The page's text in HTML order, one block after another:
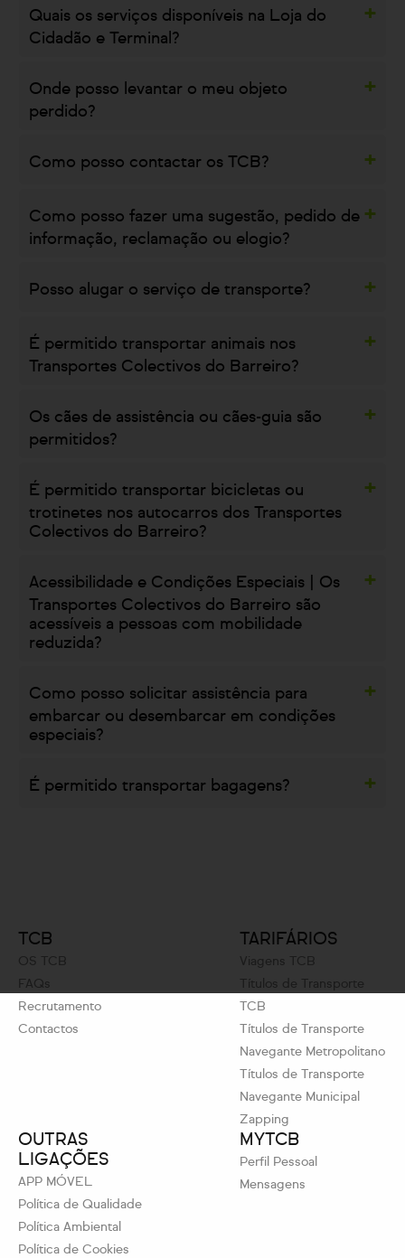
Quais os serviços disponíveis na Loja do
Cidadão e Terminal?
Onde posso levantar o meu objeto
perdido?
Como posso contactar os TCB?
Como posso fazer uma sugestão, pedido de
informação, reclamação ou elogio?
Posso alugar o serviço de transporte?
É permitido transportar animais nos
Transportes Colectivos do Barreiro?
Os cães de assistência ou cães-guia são
permitidos?
É permitido transportar bicicletas ou
trotinetes nos autocarros dos Transportes
Colectivos do Barreiro?
Acessibilidade e Condições Especiais | Os
Transportes Colectivos do Barreiro são
acessíveis a pessoas com mobilidade
reduzida?
Como posso solicitar assistência para
embarcar ou desembarcar em condições
especiais?
É permitido transportar bagagens?
TCB
OS TCB
FAQs
Recrutamento
Contactos
TARIFÁRIOS
Viagens TCB
Títulos de Transporte
TCB
Títulos de Transporte
Navegante Metropolitano
Títulos de Transporte
Navegante Municipal
Zapping
OUTRAS
LIGAÇÕES
APP MÓVEL
Política de Qualidade
Política Ambiental
Política de Cookies
MYTCB
Perfil Pessoal
Mensagens